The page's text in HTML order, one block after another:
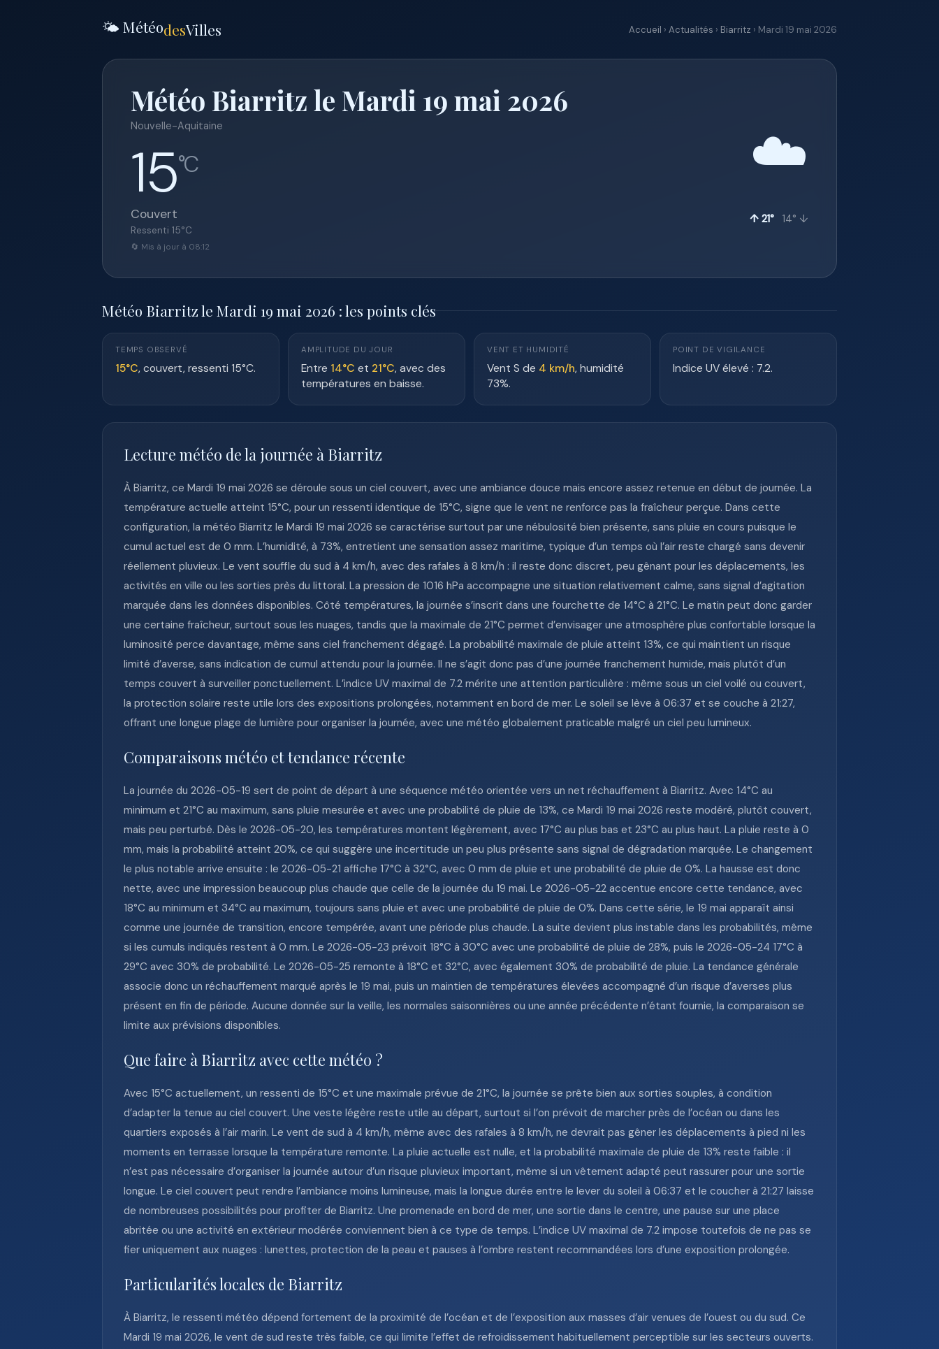
🌤️ MétéodesVilles Accueil › Actualités › Biarritz › Mardi 19 mai 2026
Météo Biarritz le Mardi 19 mai 2026
Nouvelle-Aquitaine
15°C
Couvert
Ressenti 15°C
🔄 Mis à jour à 08:12
☁️
↑ 21° 14° ↓
Météo Biarritz le Mardi 19 mai 2026 : les points clés
TEMPS OBSERVÉ
15°C, couvert, ressenti 15°C.
AMPLITUDE DU JOUR
Entre 14°C et 21°C, avec des
températures en baisse.
VENT ET HUMIDITÉ
Vent S de 4 km/h, humidité
73%.
POINT DE VIGILANCE
Indice UV élevé : 7.2.
Lecture météo de la journée à Biarritz
À Biarritz, ce Mardi 19 mai 2026 se déroule sous un ciel couvert, avec une ambiance douce mais encore assez retenue en début de journée. La
température actuelle atteint 15°C, pour un ressenti identique de 15°C, signe que le vent ne renforce pas la fraîcheur perçue. Dans cette
configuration, la météo Biarritz le Mardi 19 mai 2026 se caractérise surtout par une nébulosité bien présente, sans pluie en cours puisque le
cumul actuel est de 0 mm. L’humidité, à 73%, entretient une sensation assez maritime, typique d’un temps où l’air reste chargé sans devenir
réellement pluvieux. Le vent souffle du sud à 4 km/h, avec des rafales à 8 km/h : il reste donc discret, peu gênant pour les déplacements, les
activités en ville ou les sorties près du littoral. La pression de 1016 hPa accompagne une situation relativement calme, sans signal d’agitation
marquée dans les données disponibles. Côté températures, la journée s’inscrit dans une fourchette de 14°C à 21°C. Le matin peut donc garder
une certaine fraîcheur, surtout sous les nuages, tandis que la maximale de 21°C permet d’envisager une atmosphère plus confortable lorsque la
luminosité perce davantage, même sans ciel franchement dégagé. La probabilité maximale de pluie atteint 13%, ce qui maintient un risque
limité d’averse, sans indication de cumul attendu pour la journée. Il ne s’agit donc pas d’une journée franchement humide, mais plutôt d’un
temps couvert à surveiller ponctuellement. L’indice UV maximal de 7.2 mérite une attention particulière : même sous un ciel voilé ou couvert,
la protection solaire reste utile lors des expositions prolongées, notamment en bord de mer. Le soleil se lève à 06:37 et se couche à 21:27,
offrant une longue plage de lumière pour organiser la journée, avec une météo globalement praticable malgré un ciel peu lumineux.
Comparaisons météo et tendance récente
La journée du 2026-05-19 sert de point de départ à une séquence météo orientée vers un net réchauffement à Biarritz. Avec 14°C au
minimum et 21°C au maximum, sans pluie mesurée et avec une probabilité de pluie de 13%, ce Mardi 19 mai 2026 reste modéré, plutôt couvert,
mais peu perturbé. Dès le 2026-05-20, les températures montent légèrement, avec 17°C au plus bas et 23°C au plus haut. La pluie reste à 0
mm, mais la probabilité atteint 20%, ce qui suggère une incertitude un peu plus présente sans signal de dégradation marquée. Le changement
le plus notable arrive ensuite : le 2026-05-21 affiche 17°C à 32°C, avec 0 mm de pluie et une probabilité de pluie de 0%. La hausse est donc
nette, avec une impression beaucoup plus chaude que celle de la journée du 19 mai. Le 2026-05-22 accentue encore cette tendance, avec
18°C au minimum et 34°C au maximum, toujours sans pluie et avec une probabilité de pluie de 0%. Dans cette série, le 19 mai apparaît ainsi
comme une journée de transition, encore tempérée, avant une période plus chaude. La suite devient plus instable dans les probabilités, même
si les cumuls indiqués restent à 0 mm. Le 2026-05-23 prévoit 18°C à 30°C avec une probabilité de pluie de 28%, puis le 2026-05-24 17°C à
29°C avec 30% de probabilité. Le 2026-05-25 remonte à 18°C et 32°C, avec également 30% de probabilité de pluie. La tendance générale
associe donc un réchauffement marqué après le 19 mai, puis un maintien de températures élevées accompagné d’un risque d’averses plus
présent en fin de période. Aucune donnée sur la veille, les normales saisonnières ou une année précédente n’étant fournie, la comparaison se
limite aux prévisions disponibles.
Que faire à Biarritz avec cette météo ?
Avec 15°C actuellement, un ressenti de 15°C et une maximale prévue de 21°C, la journée se prête bien aux sorties souples, à condition
d’adapter la tenue au ciel couvert. Une veste légère reste utile au départ, surtout si l’on prévoit de marcher près de l’océan ou dans les
quartiers exposés à l’air marin. Le vent de sud à 4 km/h, même avec des rafales à 8 km/h, ne devrait pas gêner les déplacements à pied ni les
moments en terrasse lorsque la température remonte. La pluie actuelle est nulle, et la probabilité maximale de pluie de 13% reste faible : il
n’est pas nécessaire d’organiser la journée autour d’un risque pluvieux important, même si un vêtement adapté peut rassurer pour une sortie
longue. Le ciel couvert peut rendre l’ambiance moins lumineuse, mais la longue durée entre le lever du soleil à 06:37 et le coucher à 21:27 laisse
de nombreuses possibilités pour profiter de Biarritz. Une promenade en bord de mer, une sortie dans le centre, une pause sur une place
abritée ou une activité en extérieur modérée conviennent bien à ce type de temps. L’indice UV maximal de 7.2 impose toutefois de ne pas se
fier uniquement aux nuages : lunettes, protection de la peau et pauses à l’ombre restent recommandées lors d’une exposition prolongée.
Particularités locales de Biarritz
À Biarritz, le ressenti météo dépend fortement de la proximité de l’océan et de l’exposition aux masses d’air venues de l’ouest ou du sud. Ce
Mardi 19 mai 2026, le vent de sud reste très faible, ce qui limite l’effet de refroidissement habituellement perceptible sur les secteurs ouverts.